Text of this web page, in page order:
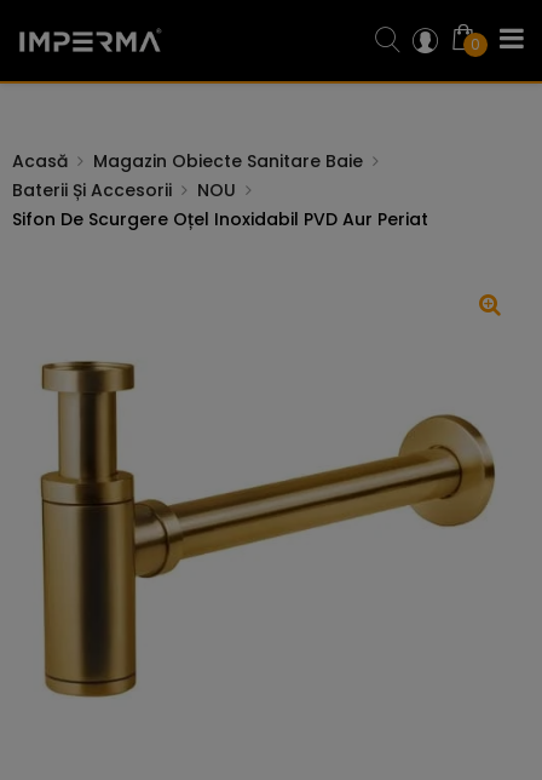
0
Acasă
Magazin Obiecte Sanitare Baie
Baterii Și Accesorii
NOU
Sifon De Scurgere Oțel Inoxidabil PVD Aur Periat